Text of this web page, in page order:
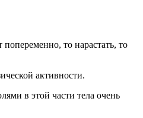
то нарастать, то
активности.
в этой части тела очень